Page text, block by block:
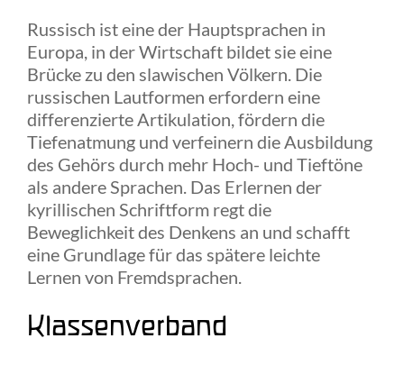
Russisch ist eine der Hauptsprachen in
Europa, in der Wirtschaft bildet sie eine
Brücke zu den slawischen Völkern. Die
russischen Lautformen erfordern eine
differenzierte Artikulation, fördern die
Tiefenatmung und verfeinern die Ausbildung
des Gehörs durch mehr Hoch- und Tieftöne
als andere Sprachen. Das Erlernen der
kyrillischen Schriftform regt die
Beweglichkeit des Denkens an und schafft
eine Grundlage für das spätere leichte
Lernen von Fremdsprachen.
Klassenverband